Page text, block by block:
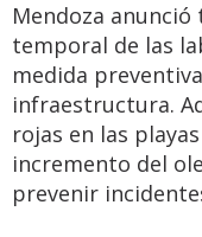
Mendoza
temporal de las
medida
infraestructura.
rojas en las
incremento del
prevenir